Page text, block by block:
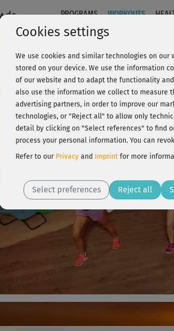
PROGRAMS WORKOUTS
Series 2 - im Stand
- register and train all!
Cookies settings
We use cookies and similar technologies on
stored on your device. We use the information
of our website and to adapt the functionality
also use the information we collect to measure
advertising partners, in order to improve our
technologies, or "Reject all" to allow only
detail by clicking on "Select references" to find
process your personal information. You can
Refer to our Privacy and Imprint for more
Select preferences Reject all